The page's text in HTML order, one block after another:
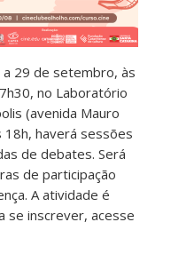
29 de setembro, às
no Laboratório
(avenida Mauro
18h, haverá sessões
de debates. Será
de participação
A atividade é
se inscrever, acesse